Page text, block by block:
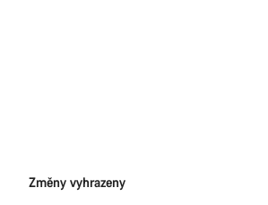
Právní
Změny vyhrazeny